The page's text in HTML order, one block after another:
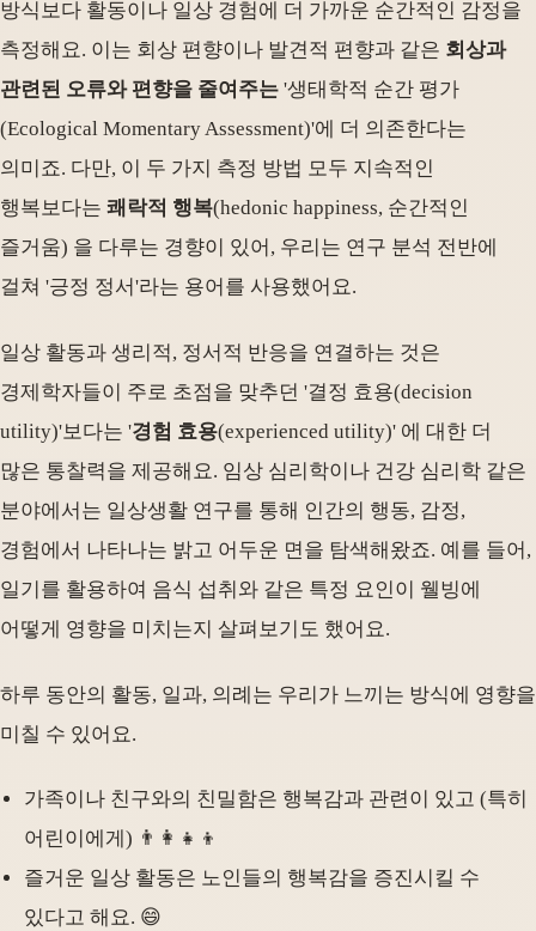
방식보다 활동이나 일상 경험에 더 가까운 순간적인 감정을
측정해요. 이는 회상 편향이나 발견적 편향과 같은 회상과
관련된 오류와 편향을 줄여주는 '생태학적 순간 평가
(Ecological Momentary Assessment)'에 더 의존한다는
의미죠. 다만, 이 두 가지 측정 방법 모두 지속적인
행복보다는 쾌락적 행복(hedonic happiness, 순간적인
즐거움) 을 다루는 경향이 있어, 우리는 연구 분석 전반에
걸쳐 '긍정 정서'라는 용어를 사용했어요.
일상 활동과 생리적, 정서적 반응을 연결하는 것은
경제학자들이 주로 초점을 맞추던 '결정 효용(decision
utility)'보다는 '경험 효용(experienced utility)' 에 대한 더
많은 통찰력을 제공해요. 임상 심리학이나 건강 심리학 같은
분야에서는 일상생활 연구를 통해 인간의 행동, 감정,
경험에서 나타나는 밝고 어두운 면을 탐색해왔죠. 예를 들어,
일기를 활용하여 음식 섭취와 같은 특정 요인이 웰빙에
어떻게 영향을 미치는지 살펴보기도 했어요.
하루 동안의 활동, 일과, 의례는 우리가 느끼는 방식에 영향을
미칠 수 있어요.
가족이나 친구와의 친밀함은 행복감과 관련이 있고 (특히
어린이에게) 👨‍👩‍👧‍👦
즐거운 일상 활동은 노인들의 행복감을 증진시킬 수
있다고 해요. 😄